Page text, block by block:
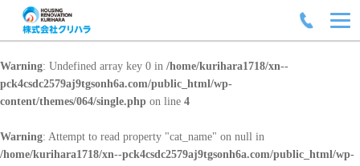
Warning: Undefined array key 0 in /home/kurihara1718/xn--
pck4csdc2579aj9tgsonh6a.com/public_html/wp-
content/themes/064/single.php on line 4
Warning: Attempt to read property "cat_name" on null in
/home/kurihara1718/xn--pck4csdc2579aj9tgsonh6a.com/public_html/wp-